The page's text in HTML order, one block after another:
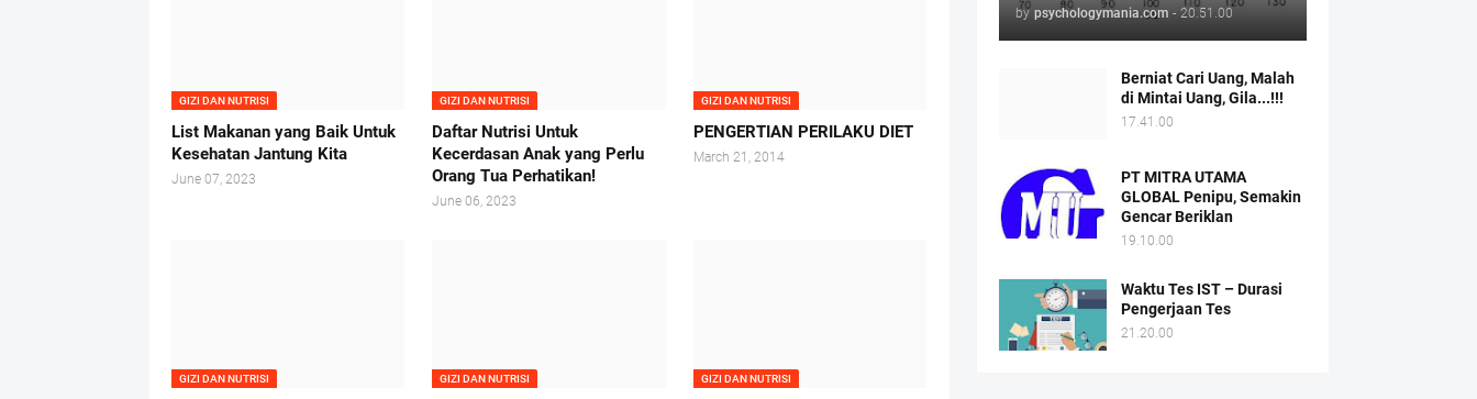
GIZI DAN NUTRISI
List Makanan yang Baik Untuk
Kesehatan Jantung Kita
June 07, 2023
GIZI DAN NUTRISI
Daftar Nutrisi Untuk
Kecerdasan Anak yang Perlu
Orang Tua Perhatikan!
June 06, 2023
GIZI DAN NUTRISI
PENGERTIAN PERILAKU DIET
March 21, 2014
GIZI DAN NUTRISI GIZI DAN NUTRISI GIZI DAN NUTRISI
by psychologymania.com - 20.51.00
Berniat Cari Uang, Malah
di Mintai Uang, Gila...!!!
17.41.00
PT MITRA UTAMA
GLOBAL Penipu, Semakin
Gencar Beriklan
19.10.00
Waktu Tes IST – Durasi
Pengerjaan Tes
21.20.00